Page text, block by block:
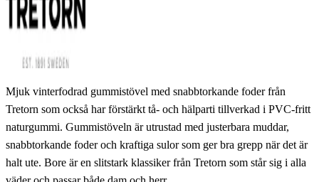
Mjuk vinterfodrad gummistövel med snabbtorkande foder från
Tretorn som också har förstärkt tå- och hälparti tillverkad i PVC-fritt
naturgummi. Gummistöveln är utrustad med justerbara muddar,
snabbtorkande foder och kraftiga sulor som ger bra grepp när det är
halt ute. Bore är en slitstark klassiker från Tretorn som står sig i alla